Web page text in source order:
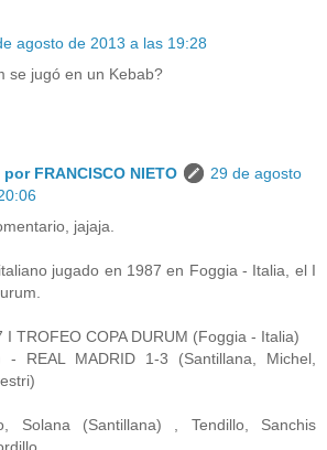
agosto de 2013 a las 19:28
se jugó en un Kebab?
FRANCISCO NIETO
29 de agosto
jajaja.
jugado en 1987 en Foggia - Italia, el I
I TROFEO COPA DURUM (Foggia - Italia)
- REAL MADRID 1-3 (Santillana, Michel,
Solana (Santillana) , Tendillo, Sanchis